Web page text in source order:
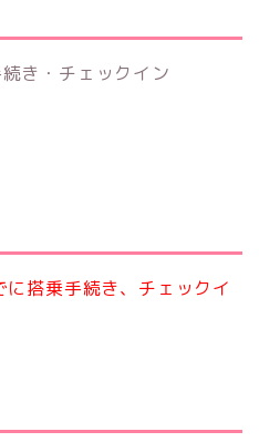
き・チェックイン
搭乗手続き、チェックイ